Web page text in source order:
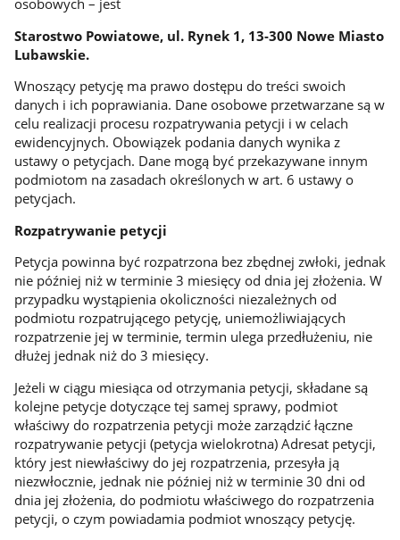
Starostwo Powiatowe, ul. Rynek 1, 13-300 Nowe Miasto
Lubawskie.
Wnoszący petycję ma prawo dostępu do treści swoich
danych i ich poprawiania. Dane osobowe przetwarzane są w
celu realizacji procesu rozpatrywania petycji i w celach
ewidencyjnych. Obowiązek podania danych wynika z
ustawy o petycjach. Dane mogą być przekazywane innym
podmiotom na zasadach określonych w art. 6 ustawy o
petycjach.
Rozpatrywanie petycji
Petycja powinna być rozpatrzona bez zbędnej zwłoki, jednak
nie później niż w terminie 3 miesięcy od dnia jej złożenia. W
przypadku wystąpienia okoliczności niezależnych od
podmiotu rozpatrującego petycję, uniemożliwiających
rozpatrzenie jej w terminie, termin ulega przedłużeniu, nie
dłużej jednak niż do 3 miesięcy.
Jeżeli w ciągu miesiąca od otrzymania petycji, składane są
kolejne petycje dotyczące tej samej sprawy, podmiot
właściwy do rozpatrzenia petycji może zarządzić łączne
rozpatrywanie petycji (petycja wielokrotna) Adresat petycji,
który jest niewłaściwy do jej rozpatrzenia, przesyła ją
niezwłocznie, jednak nie później niż w terminie 30 dni od
dnia jej złożenia, do podmiotu właściwego do rozpatrzenia
petycji, o czym powiadamia podmiot wnoszący petycję.